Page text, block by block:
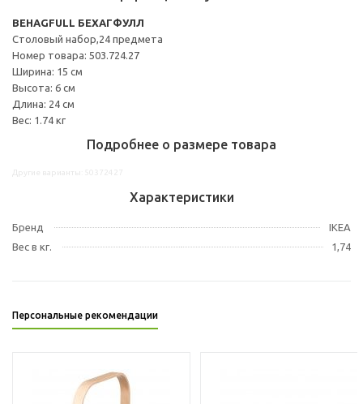
BEHAGFULL БЕХАГФУЛЛ
Столовый набор,24 предмета
Номер товара: 503.724.27
Ширина: 15 см
Высота: 6 см
Длина: 24 см
Вес: 1.74 кг
Подробнее о размере товара
Характеристики
Бренд
IKEA
Вес в кг.
1,74
Персональные рекомендации